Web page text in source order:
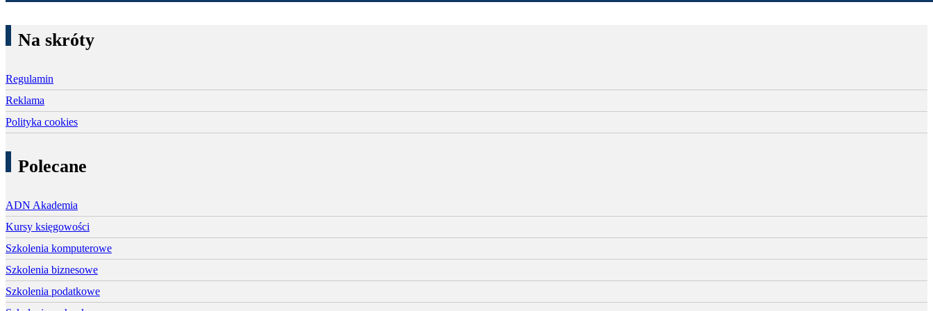
Na skróty
Regulamin
Reklama
Polityka cookies
Polecane
ADN Akademia
Kursy księgowości
Szkolenia komputerowe
Szkolenia biznesowe
Szkolenia podatkowe